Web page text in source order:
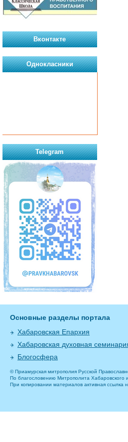
Вконтакте
Однокласники
Telegram
Основные разделы портала
Хабаровская Епархия
Хабаровская духовная
Блогосфера
© Приамурская митрополия Русской
По благословению Митрополита Хабаровского
При копировании материалов активная ссылка